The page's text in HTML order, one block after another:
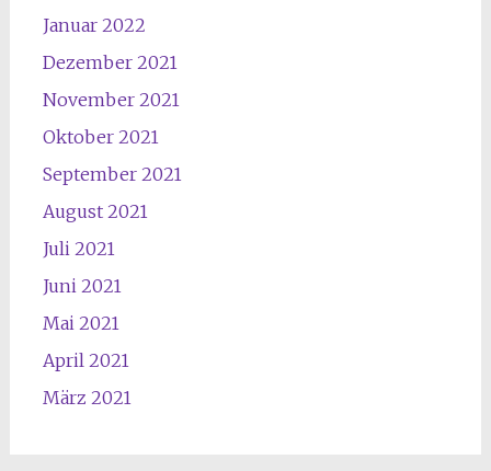
Januar 2022
Dezember 2021
November 2021
Oktober 2021
September 2021
August 2021
Juli 2021
Juni 2021
Mai 2021
April 2021
März 2021